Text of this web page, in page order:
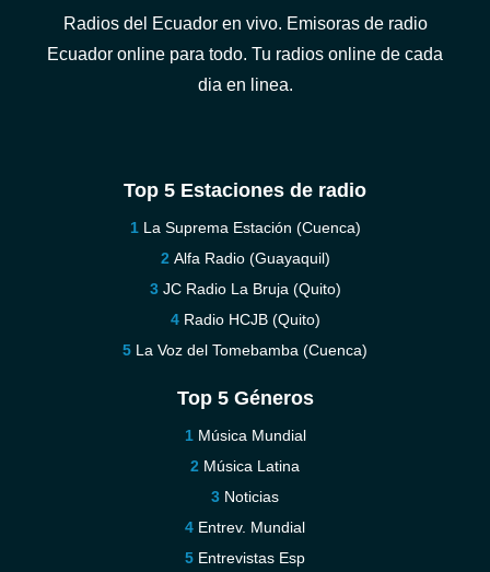
Radios del Ecuador en vivo. Emisoras de radio
Ecuador online para todo. Tu radios online de cada
dia en linea.
Top 5 Estaciones de radio
La Suprema Estación (Cuenca)
Alfa Radio (Guayaquil)
JC Radio La Bruja (Quito)
Radio HCJB (Quito)
La Voz del Tomebamba (Cuenca)
Top 5 Géneros
Música Mundial
Música Latina
Noticias
Entrev. Mundial
Entrevistas Esp